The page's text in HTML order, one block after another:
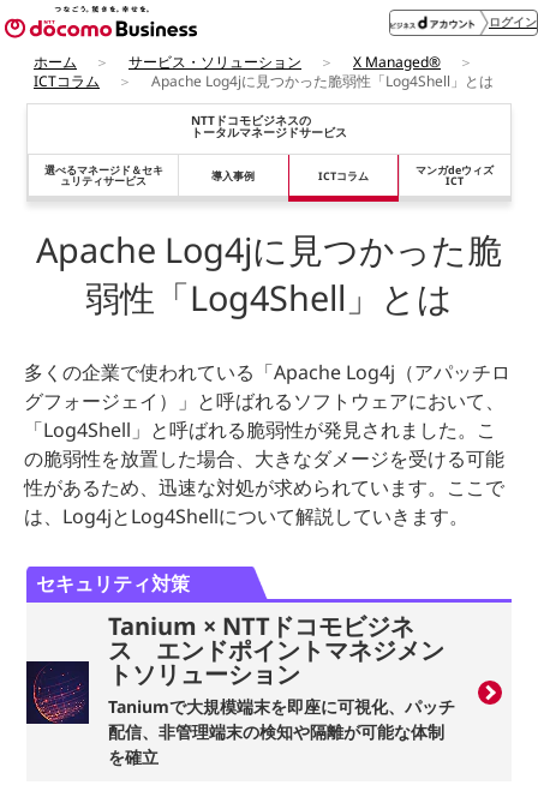
ログイン
ホーム サービス・ソリューション
X Managed®
ICTコラム
Apache Log4jに見つかった脆弱性「Log4Shell」とは
NTTドコモビジネスの
トータルマネージドサービス
選べるマネージド＆セキ
ュリティサービス 導入事例 ICTコラム マンガdeウィズ
ICT
Apache Log4jに見つかった脆
弱性「Log4Shell」とは
多くの企業で使われている「Apache Log4j（アパッチロ
グフォージェイ）」と呼ばれるソフトウェアにおいて、
「Log4Shell」と呼ばれる脆弱性が発見されました。こ
の脆弱性を放置した場合、大きなダメージを受ける可能
性があるため、迅速な対処が求められています。ここで
は、Log4jとLog4Shellについて解説していきます。
セキュリティ対策
Tanium × NTTドコモビジネ
ス エンドポイントマネジメン
トソリューション
Taniumで大規模端末を即座に可視化、パッチ
配信、非管理端末の検知や隔離が可能な体制
を確立